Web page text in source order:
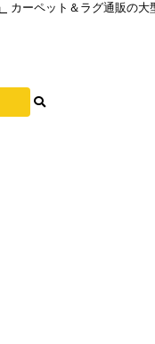
カーペット＆ラグ通販の大